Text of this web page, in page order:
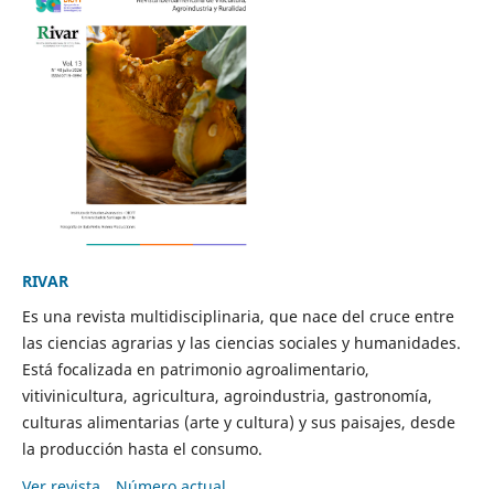
RIVAR
Es una revista multidisciplinaria, que nace del cruce entre
las ciencias agrarias y las ciencias sociales y humanidades.
Está focalizada en patrimonio agroalimentario,
vitivinicultura, agricultura, agroindustria, gastronomía,
culturas alimentarias (arte y cultura) y sus paisajes, desde
la producción hasta el consumo.